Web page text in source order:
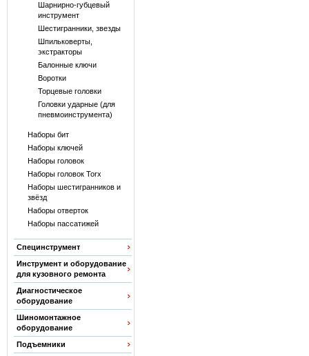
Шарнирно-губцевый
инструмент
Шестигранники, звезды
Шпильковерты,
экстракторы
Балонные ключи
Воротки
Торцевые головки
Головки ударные (для
пневмоинструмента)
Наборы бит
Наборы ключей
Наборы головок
Наборы головок Torx
Наборы шестигранников и
звёзд
Наборы отверток
Наборы пассатижей
Специнструмент
Инструмент и оборудование
для кузовного ремонта
Диагностическое
оборудование
Шиномонтажное
оборудование
Подъемники